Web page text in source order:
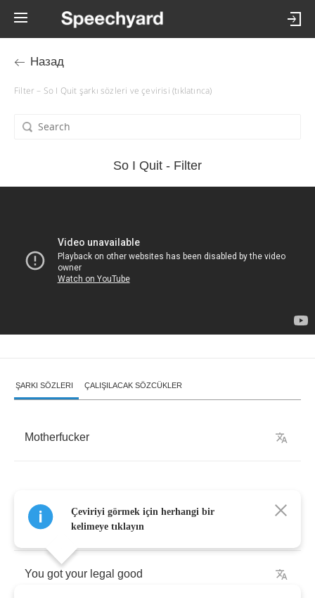
Назад
Filter – So I Quit şarkı sözleri ve çevirisi (tıklatınca)
So I Quit - Filter
ŞARKI SÖZLERI ÇALIŞILACAK SÖZCÜKLER
Motherfucker
You got your legal baby
You got your legal good
Çeviriyi görmek için herhangi bir
kelimeye tıklayın